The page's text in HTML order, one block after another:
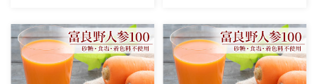
保存 常温 常温保存
常温 常温保存